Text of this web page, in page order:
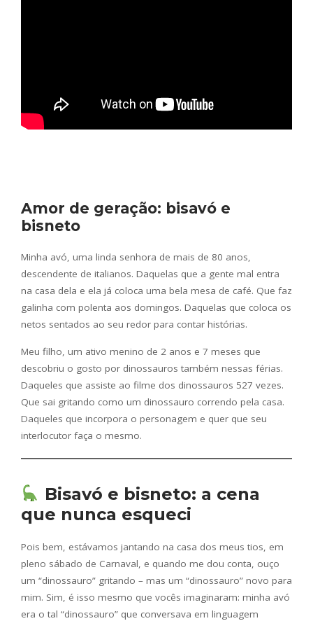
Amor de geração: bisavó e
bisneto
Minha avó, uma linda senhora de mais de 80 anos,
descendente de italianos. Daquelas que a gente mal entra
na casa dela e ela já coloca uma bela mesa de café. Que faz
galinha com polenta aos domingos. Daquelas que coloca os
netos sentados ao seu redor para contar histórias.
Meu filho, um ativo menino de 2 anos e 7 meses que
descobriu o gosto por dinossauros também nessas férias.
Daqueles que assiste ao filme dos dinossauros 527 vezes.
Que sai gritando como um dinossauro correndo pela casa.
Daqueles que incorpora o personagem e quer que seu
interlocutor faça o mesmo.
Bisavó e bisneto: a cena
que nunca esqueci
Pois bem, estávamos jantando na casa dos meus tios, em
pleno sábado de Carnaval, e quando me dou conta, ouço
um “dinossauro” gritando – mas um “dinossauro” novo para
mim. Sim, é isso mesmo que vocês imaginaram: minha avó
era o tal “dinossauro” que conversava em linguagem